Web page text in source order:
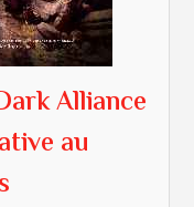
Alliance
au